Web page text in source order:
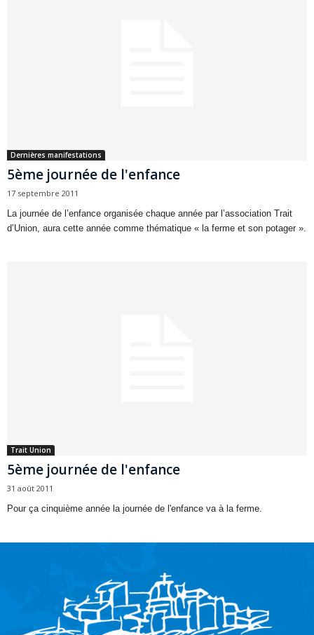
Dernières manifestations
5ème journée de l'enfance
17 septembre 2011
La journée de l’enfance organisée chaque année par l’association Trait
d’Union, aura cette année comme thématique « la ferme et son potager ».
Trait Union
5ème journée de l'enfance
31 août 2011
Pour ça cinquième année la journée de l'enfance va à la ferme.